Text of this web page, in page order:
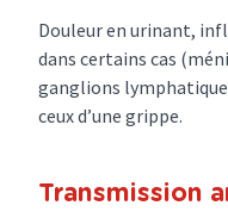
Douleur en urinant,
dans certains cas
ganglions
ceux d’une grippe.
Transmission